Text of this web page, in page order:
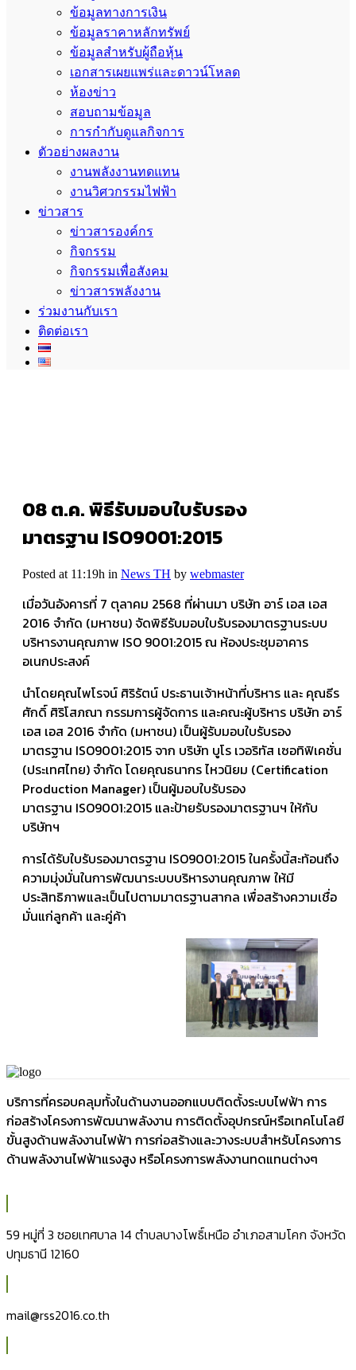
ข้อมูลทางการเงิน
ข้อมูลราคาหลักทรัพย์
ข้อมูลสำหรับผู้ถือหุ้น
เอกสารเผยแพร่และดาวน์โหลด
ห้องข่าว
สอบถามข้อมูล
การกำกับดูแลกิจการ
ตัวอย่างผลงาน
งานพลังงานทดแทน
งานวิศวกรรมไฟฟ้า
ข่าวสาร
ข่าวสารองค์กร
กิจกรรม
กิจกรรมเพื่อสังคม
ข่าวสารพลังงาน
ร่วมงานกับเรา
ติดต่อเรา
08 ต.ค.พิธีรับมอบใบรับรอง
มาตรฐาน ISO9001:2015
Posted at 11:19h in News TH by webmaster
เมื่อวันอังคารที่ 7 ตุลาคม 2568 ที่ผ่านมา บริษัท อาร์ เอส เอส
2016 จำกัด (มหาชน) จัดพิธีรับมอบใบรับรองมาตรฐานระบบ
บริหารงานคุณภาพ ISO 9001:2015 ณ ห้องประชุมอาคาร
อเนกประสงค์
นำโดยคุณไพโรจน์ ศิริรัตน์ ประธานเจ้าหน้าที่บริหาร และ คุณธีร
ศักดิ์ ศิริโสภณา กรรมการผู้จัดการ และคณะผู้บริหาร บริษัท อาร์
เอส เอส 2016 จำกัด (มหาชน) เป็นผู้รับมอบใบรับรอง
มาตรฐาน ISO9001:2015 จาก บริษัท บูโร เวอริทัส เซอทิฟิเคชั่น
(ประเทศไทย) จำกัด โดยคุณธนากร ไหวนิยม (Certification
Production Manager) เป็นผู้มอบใบรับรอง
มาตรฐาน ISO9001:2015 และป้ายรับรองมาตรฐานฯ ให้กับ
บริษัทฯ
การได้รับใบรับรองมาตรฐาน ISO9001:2015 ในครั้งนี้สะท้อนถึง
ความมุ่งมั่นในการพัฒนาระบบบริหารงานคุณภาพ ให้มี
ประสิทธิภาพและเป็นไปตามมาตรฐานสากล เพื่อสร้างความเชื่อ
มั่นแก่ลูกค้า และคู่ค้า
บริการที่ครอบคลุมทั้งในด้านงานออกแบบติดตั้งระบบไฟฟ้า การ
ก่อสร้างโครงการพัฒนาพลังงาน การติดตั้งอุปกรณ์หรือเทคโนโลยี
ขั้นสูงด้านพลังงานไฟฟ้า การก่อสร้างและวางระบบสำหรับโครงการ
ด้านพลังงานไฟฟ้าแรงสูง หรือโครงการพลังงานทดแทนต่างๆ
59 หมู่ที่ 3 ซอยเทศบาล 14 ตำบลบางโพธิ์เหนือ อำเภอสามโคก จังหวัด
ปทุมธานี 12160
mail@rss2016.co.th